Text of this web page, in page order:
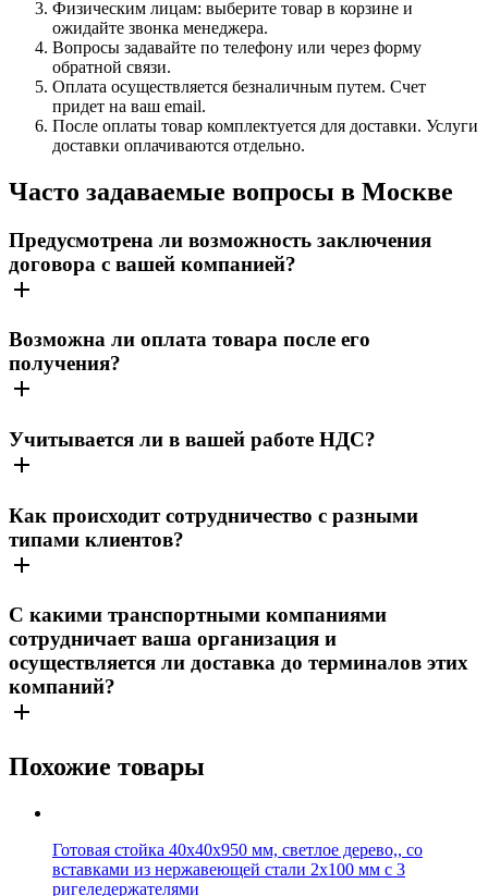
Физическим лицам: выберите товар в корзине и
ожидайте звонка менеджера.
Вопросы задавайте по телефону или через форму
обратной связи.
Оплата осуществляется безналичным путем. Счет
придет на ваш email.
После оплаты товар комплектуется для доставки. Услуги
доставки оплачиваются отдельно.
Часто задаваемые вопросы в Москве
Предусмотрена ли возможность заключения
договора с вашей компанией?
Возможна ли оплата товара после его
получения?
Учитывается ли в вашей работе НДС?
Как происходит сотрудничество с разными
типами клиентов?
С какими транспортными компаниями
сотрудничает ваша организация и
осуществляется ли доставка до терминалов этих
компаний?
Похожие товары
Готовая стойка 40х40х950 мм, светлое дерево,, со
вставками из нержавеющей стали 2х100 мм с 3
ригеледержателями